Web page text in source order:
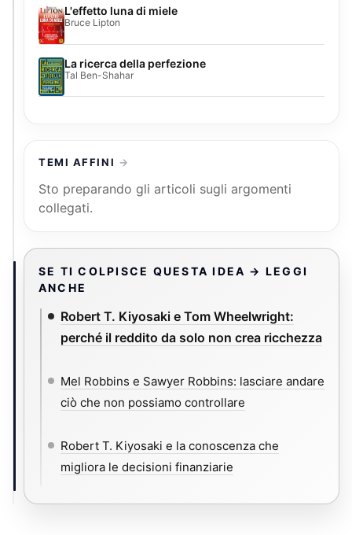
L'effetto luna di miele
Bruce Lipton
La ricerca della perfezione
Tal Ben-Shahar
TEMI AFFINI
Sto preparando gli articoli sugli argomenti
collegati.
SE TI COLPISCE QUESTA IDEA → LEGGI
ANCHE
Robert T. Kiyosaki e Tom Wheelwright:
perché il reddito da solo non crea ricchezza
Mel Robbins e Sawyer Robbins: lasciare andare
ciò che non possiamo controllare
Robert T. Kiyosaki e la conoscenza che
migliora le decisioni finanziarie